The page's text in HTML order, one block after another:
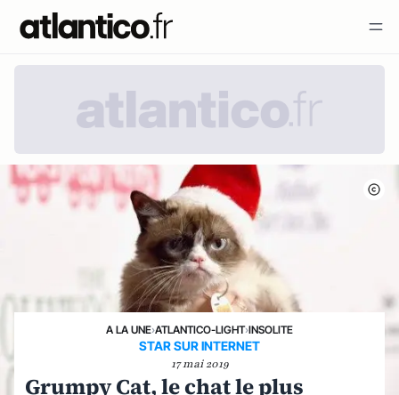
A LA UNE›ATLANTICO-LIGHT›INSOLITE
STAR SUR INTERNET
17 mai 2019
Grumpy Cat, le chat le plus